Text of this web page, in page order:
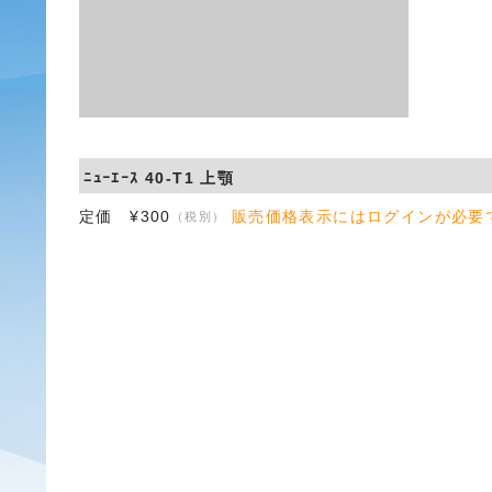
ﾆｭｰｴｰｽ 40-T1 上顎
定価 ¥300 （税別） 販売価格表示にはログインが必要